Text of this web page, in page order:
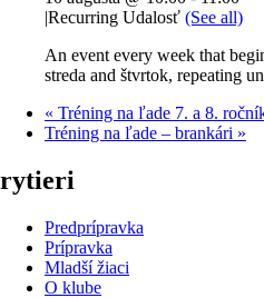
|Recurring Udalosť (See all)
An event every week that
streda and štvrtok, repeating
« Tréning na ľade 7. a 8.
Tréning na ľade – brankári »
rytieri
Predprípravka
Prípravka
Mladší žiaci
O klube